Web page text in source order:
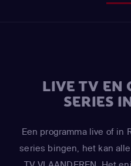
LIVE TV EN
SERIES
Een programma live of in
series bingen, het kan